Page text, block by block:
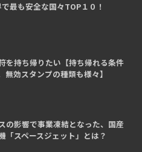
最も安全な国々TOP１０！
を持ち帰りたい【持ち帰れる条件
無効スタンプの種類も様々】
の影響で事業凍結となった、国産
「スペースジェット」とは？